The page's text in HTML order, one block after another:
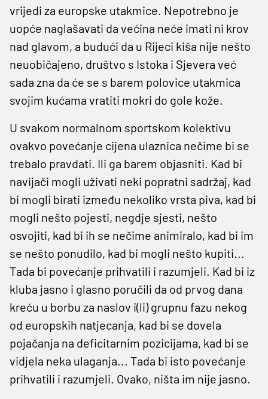
vrijedi za europske utakmice. Nepotrebno je
uopće naglašavati da većina neće imati ni krov
nad glavom, a budući da u Rijeci kiša nije nešto
neuobičajeno, društvo s Istoka i Sjevera već
sada zna da će se s barem polovice utakmica
svojim kućama vratiti mokri do gole kože.
U svakom normalnom sportskom kolektivu
ovakvo povećanje cijena ulaznica nečime bi se
trebalo pravdati. Ili ga barem objasniti. Kad bi
navijači mogli uživati neki popratni sadržaj, kad
bi mogli birati između nekoliko vrsta piva, kad bi
mogli nešto pojesti, negdje sjesti, nešto
osvojiti, kad bi ih se nečime animiralo, kad bi im
se nešto ponudilo, kad bi mogli nešto kupiti...
Tada bi povećanje prihvatili i razumjeli. Kad bi iz
kluba jasno i glasno poručili da od prvog dana
kreću u borbu za naslov i(li) grupnu fazu nekog
od europskih natjecanja, kad bi se dovela
pojačanja na deficitarnim pozicijama, kad bi se
vidjela neka ulaganja... Tada bi isto povećanje
prihvatili i razumjeli. Ovako, ništa im nije jasno.